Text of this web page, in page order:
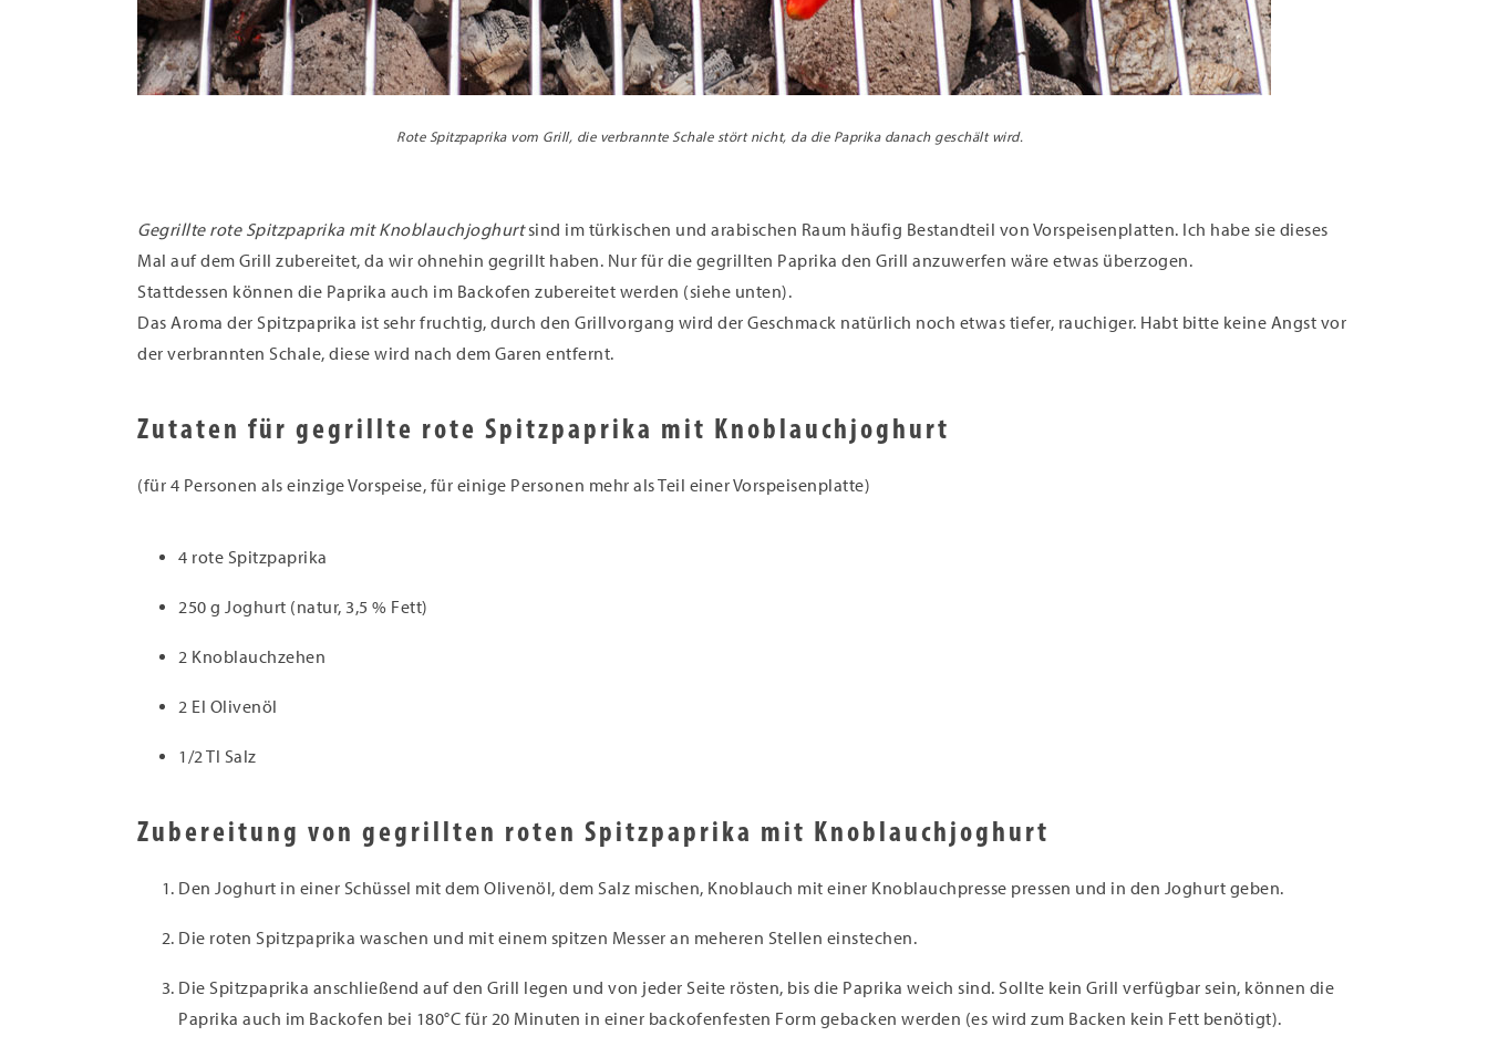
Rote Spitzpaprika vom Grill, die verbrannte Schale stört nicht, da die Paprika danach geschält wird.
Gegrillte rote Spitzpaprika mit Knoblauchjoghurtsind im türkischen und arabischen Raum häufig Bestandteil von Vorspeisenplatten. Ich habe sie dieses
Mal auf dem Grill zubereitet, da wir ohnehin gegrillt haben. Nur für die gegrillten Paprika den Grill anzuwerfen wäre etwas überzogen.
Stattdessen können die Paprika auch im Backofen zubereitet werden (siehe unten).
Das Aroma der Spitzpaprika ist sehr fruchtig, durch den Grillvorgang wird der Geschmack natürlich noch etwas tiefer, rauchiger. Habt bitte keine Angst vor
der verbrannten Schale, diese wird nach dem Garen entfernt.
Zutaten für gegrillte rote Spitzpaprika mit Knoblauchjoghurt
(für 4 Personen als einzige Vorspeise, für einige Personen mehr als Teil einer Vorspeisenplatte)
4 rote Spitzpaprika
250 g Joghurt (natur, 3,5 % Fett)
2 Knoblauchzehen
2 El Olivenöl
1/2 Tl Salz
Zubereitung von gegrillten roten Spitzpaprika mit Knoblauchjoghurt
Den Joghurt in einer Schüssel mit dem Olivenöl, dem Salz mischen, Knoblauch mit einer Knoblauchpresse pressen und in den Joghurt geben.
Die roten Spitzpaprika waschen und mit einem spitzen Messer an meheren Stellen einstechen.
Die Spitzpaprika anschließend auf den Grill legen und von jeder Seite rösten, bis die Paprika weich sind. Sollte kein Grill verfügbar sein, können die
Paprika auch im Backofen bei 180°C für 20 Minuten in einer backofenfesten Form gebacken werden (es wird zum Backen kein Fett benötigt).